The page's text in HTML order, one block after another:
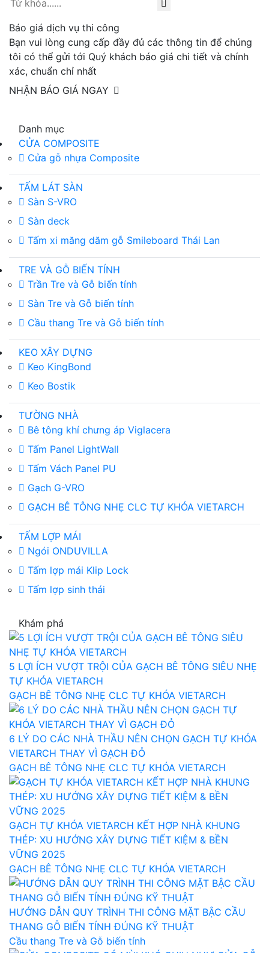
Báo giá dịch vụ thi công
Bạn vui lòng cung cấp đầy đủ các thông tin để chúng
tôi có thể gửi tới Quý khách báo giá chi tiết và chính
xác, chuẩn chỉ nhất
NHẬN BÁO GIÁ NGAY
Danh mục
CỬA COMPOSITE
Cửa gỗ nhựa Composite
TẤM LÁT SÀN
Sàn S-VRO
Sàn deck
Tấm xi măng dăm gỗ Smileboard Thái Lan
TRE VÀ GỖ BIẾN TÍNH
Trần Tre và Gỗ biến tính
Sàn Tre và Gỗ biến tính
Cầu thang Tre và Gỗ biến tính
KEO XÂY DỰNG
Keo KingBond
Keo Bostik
TƯỜNG NHÀ
Bê tông khí chưng áp Viglacera
Tấm Panel LightWall
Tấm Vách Panel PU
Gạch G-VRO
GẠCH BÊ TÔNG NHẸ CLC TỰ KHÓA VIETARCH
TẤM LỢP MÁI
Ngói ONDUVILLA
Tấm lợp mái Klip Lock
Tấm lợp sinh thái
Khám phá
5 LỢI ÍCH VƯỢT TRỘI CỦA GẠCH BÊ TÔNG SIÊU NHẸ
TỰ KHÓA VIETARCH
GẠCH BÊ TÔNG NHẸ CLC TỰ KHÓA VIETARCH
6 LÝ DO CÁC NHÀ THẦU NÊN CHỌN GẠCH TỰ KHÓA
VIETARCH THAY VÌ GẠCH ĐỎ
GẠCH BÊ TÔNG NHẸ CLC TỰ KHÓA VIETARCH
GẠCH TỰ KHÓA VIETARCH KẾT HỢP NHÀ KHUNG
THÉP: XU HƯỚNG XÂY DỰNG TIẾT KIỆM & BỀN
VỮNG 2025
GẠCH BÊ TÔNG NHẸ CLC TỰ KHÓA VIETARCH
HƯỚNG DẪN QUY TRÌNH THI CÔNG MẶT BẬC CẦU
THANG GỖ BIẾN TÍNH ĐÚNG KỸ THUẬT
Cầu thang Tre và Gỗ biến tính